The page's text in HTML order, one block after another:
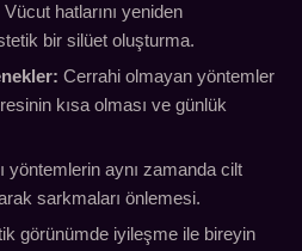
Vücut hatlarını yeniden
bir silüet oluşturma.
Cerrahi olmayan yöntemler
kısa olması ve günlük
yöntemlerin aynı zamanda cilt
sarkmaları önlemesi.
görünümde iyileşme ile bireyin